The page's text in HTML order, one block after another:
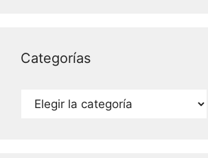
Categorías
Categorías